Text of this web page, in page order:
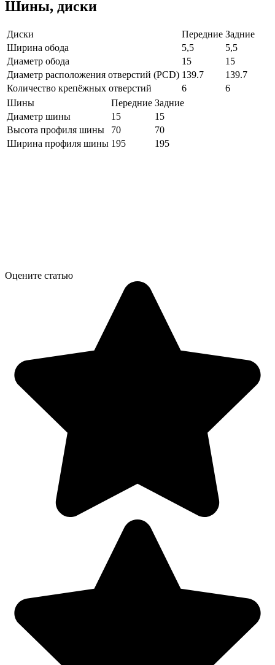
Шины, диски
Диски Передние Задние
Ширина обода
5,5
5,5
Диаметр обода
15
15
Диаметр расположения отверстий (PCD) 139.7
139.7
Количество крепёжных отверстий
6
6
Шины
Передние Задние
Диаметр шины
15
15
Высота профиля шины
70
70
Ширина профиля шины 195 195
Оцените статью